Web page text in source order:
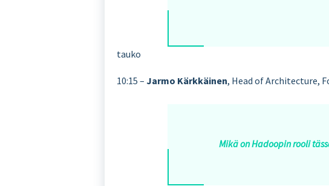
tauko
10:15 –Jarmo Kärkkäinen, Head of Architecture,
Mikä on Hadoopin rooli